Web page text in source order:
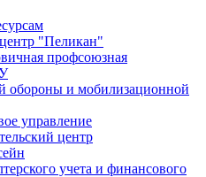
"Пеликан"
профсоюзная
обороны и мобилизационной
управление
центр
учета и финансового